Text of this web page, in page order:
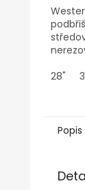
28"
Popis